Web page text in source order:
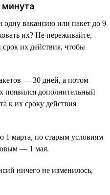
одну вакансию или пакет до 9
их? Не переживайте,
их действия, чтобы
— 30 дней, а потом
появился дополнительный
к их сроку действия
марта, по старым условиям
— 1 мая.
ничего не изменилось,